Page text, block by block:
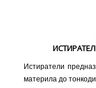
Истиратели
материла до